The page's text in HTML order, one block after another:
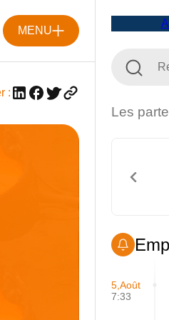
MENU
:
Les
5,Août
7:33